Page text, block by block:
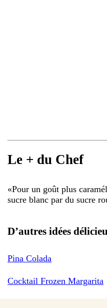
Le + du Chef
«Pour un goût plus
sucre blanc par du sucre
D’autres idées
Pina Colada
Cocktail Frozen Margarita